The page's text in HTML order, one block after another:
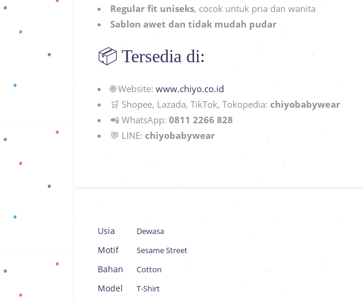
Regular fit uniseks, cocok untuk pria dan wanita
Sablon awet dan tidak mudah pudar
📦 Tersedia di:
🌐 Website: www.chiyo.co.id
🛒 Shopee, Lazada, TikTok, Tokopedia: chiyobabywear
📲 WhatsApp: 0811 2266 828
💬 LINE: chiyobabywear
Usia Dewasa
Motif Sesame Street
Bahan Cotton
Model T-Shirt